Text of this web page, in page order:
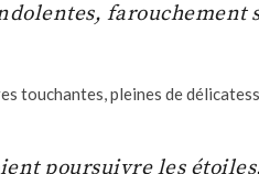
touchantes, pleines de
poursuivre les